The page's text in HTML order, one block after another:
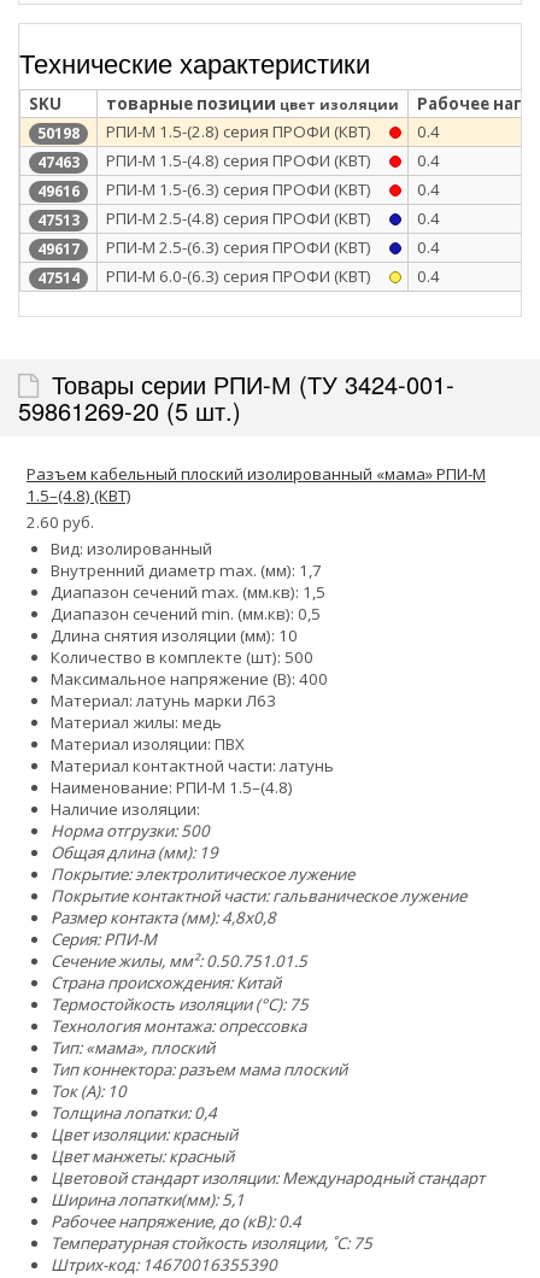
Технические характеристики
SKU товарные позиции цвет изоляции Рабочее
50198 РПИ-М 1.5-(2.8) серия ПРОФИ (КВТ) 0.4
47463 РПИ-М 1.5-(4.8) серия ПРОФИ (КВТ) 0.4
49616 РПИ-М 1.5-(6.3) серия ПРОФИ (КВТ) 0.4
47513 РПИ-М 2.5-(4.8) серия ПРОФИ (КВТ) 0.4
49617 РПИ-М 2.5-(6.3) серия ПРОФИ (КВТ) 0.4
47514 РПИ-М 6.0-(6.3) серия ПРОФИ (КВТ) 0.4
Товары серии РПИ-М (ТУ 3424-001-
59861269-20 (5 шт.)
Разъем кабельный плоский изолированный «мама» РПИ-М
1.5–(4.8) (КВТ)
2.60 руб.
Вид: изолированный
Внутренний диаметр max. (мм): 1,7
Диапазон сечений max. (мм.кв): 1,5
Диапазон сечений min. (мм.кв): 0,5
Длина снятия изоляции (мм): 10
Количество в комплекте (шт): 500
Максимальное напряжение (В): 400
Материал: латунь марки Л63
Материал жилы: медь
Материал изоляции: ПВХ
Материал контактной части: латунь
Наименование: РПИ-М 1.5–(4.8)
Наличие изоляции:
Норма отгрузки: 500
Общая длина (мм): 19
Покрытие: электролитическое лужение
Покрытие контактной части: гальваническое лужение
Размер контакта (мм): 4,8x0,8
Серия: РПИ-М
Сечение жилы, мм²:0.50.751.01.5
Страна происхождения: Китай
Термостойкость изоляции (°C): 75
Технология монтажа: опрессовка
Тип: «мама», плоский
Тип коннектора: разъем мама плоский
Ток (А): 10
Толщина лопатки: 0,4
Цвет изоляции: красный
Цвет манжеты: красный
Цветовой стандарт изоляции: Международный стандарт
Ширина лопатки(мм): 5,1
Рабочее напряжение, до (кВ): 0.4
Температурная стойкость изоляции, ˚С: 75
Штрих-код: 14670016355390